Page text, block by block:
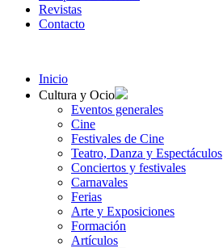
Revistas
Contacto
Inicio
Cultura y Ocio
Eventos generales
Cine
Festivales de Cine
Teatro, Danza y Espectáculos
Conciertos y festivales
Carnavales
Ferias
Arte y Exposiciones
Formación
Artículos